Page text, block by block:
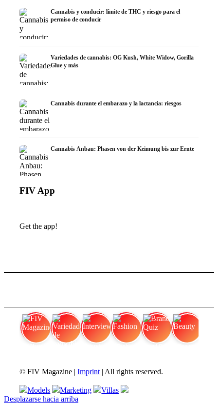
Cannabis y conducir: límite de THC y riesgo para el
permiso de conducir
Variedades de cannabis: OG Kush, White Widow, Gorilla
Glue y más
Cannabis durante el embarazo y la lactancia: riesgos
Cannabis Anbau: Phasen von der Keimung bis zur Ernte
FIV App
Get the app!
© FIV Magazine |Imprint | All rights reserved.
Models Marketing
Villas
Desplazarse hacia arriba